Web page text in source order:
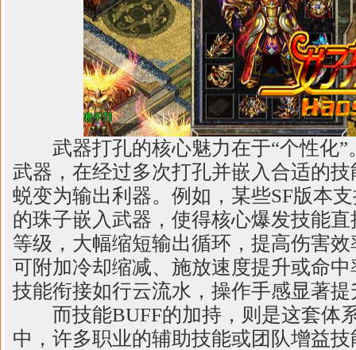
武器打孔的核心魅力在于“个性化”
武器，在经过多次打孔并嵌入合适的
蜕变为输出利器。例如，某些SF版本
的珠子嵌入武器，使得核心爆发技能
等级，大幅缩短输出循环，提高伤害
可附加冷却缩减、施放速度提升或命
技能衔接如行云流水，操作手感显著提
而技能BUFF的加持，则是这套体
中，许多职业的辅助技能或团队增益